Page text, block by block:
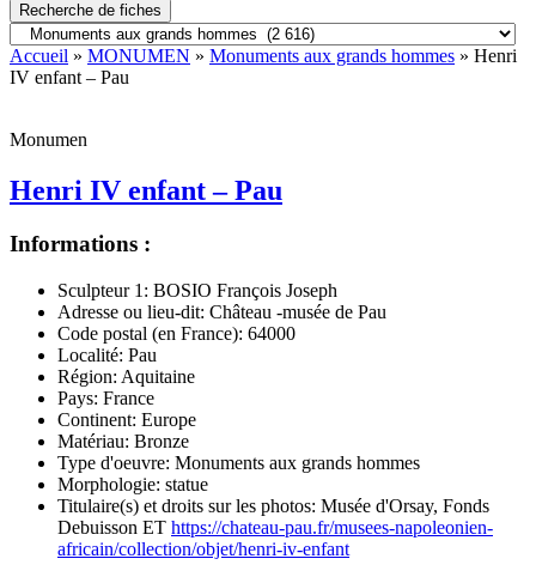
Recherche de fiches
Accueil » MONUMEN » Monuments aux grands hommes » Henri
IV enfant – Pau
Monumen
Henri IV enfant – Pau
Informations :
Sculpteur 1: BOSIO François Joseph
Adresse ou lieu-dit: Château -musée de Pau
Code postal (en France): 64000
Localité: Pau
Région: Aquitaine
Pays: France
Continent: Europe
Matériau: Bronze
Type d'oeuvre: Monuments aux grands hommes
Morphologie: statue
Titulaire(s) et droits sur les photos: Musée d'Orsay, Fonds
Debuisson ET https://chateau-pau.fr/musees-napoleonien-
africain/collection/objet/henri-iv-enfant